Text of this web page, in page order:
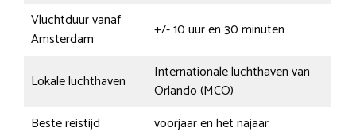
Vluchtduur vanaf
Amsterdam
+/- 10 uur en 30 minuten
Lokale luchthaven
Internationale luchthaven van
Orlando (MCO)
Beste reistijd
voorjaar en het najaar